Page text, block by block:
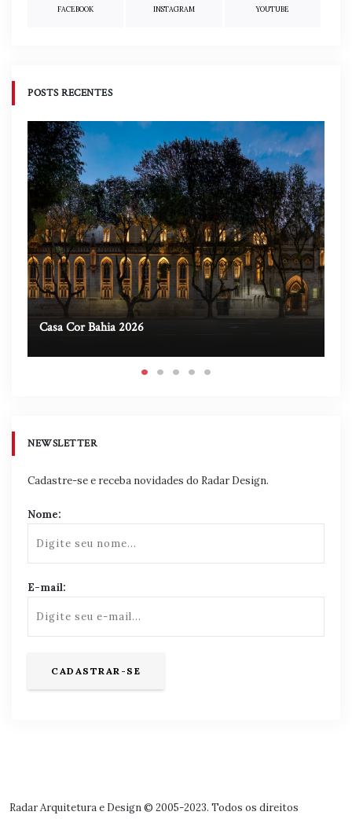
FACEBOOK INSTAGRAM YOUTUBE
POSTS RECENTES
Casa Cor Bahia 2026
NEWSLETTER
Cadastre-se e receba novidades do Radar Design.
Nome:
E-mail:
Radar Arquitetura e Design © 2005-2023. Todos os direitos